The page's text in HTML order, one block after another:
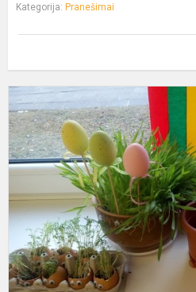
Kategorija: Pranešimai